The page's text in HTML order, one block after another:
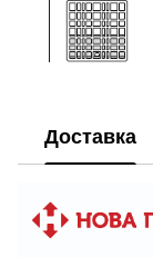
Доставка